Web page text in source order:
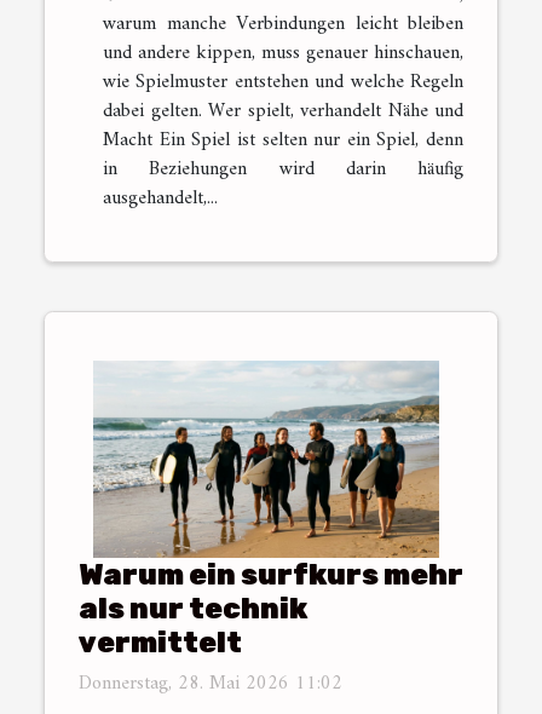
warum manche Verbindungen leicht bleiben
und andere kippen, muss genauer hinschauen,
wie Spielmuster entstehen und welche Regeln
dabei gelten. Wer spielt, verhandelt Nähe und
Macht Ein Spiel ist selten nur ein Spiel, denn
in Beziehungen wird darin häufig
ausgehandelt,...
Warum ein surfkurs mehr
als nur technik
vermittelt
Donnerstag, 28. Mai 2026 11:02